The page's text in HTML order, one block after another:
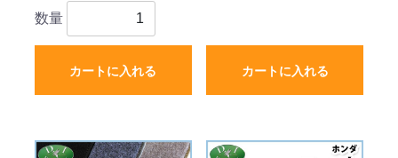
数量
カートに入れる カートに入れる